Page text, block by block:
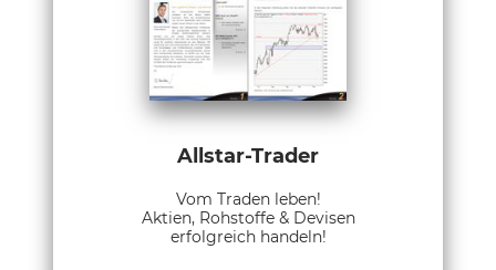
Allstar-Trader
Vom Traden leben!
Aktien, Rohstoffe & Devisen
erfolgreich handeln!